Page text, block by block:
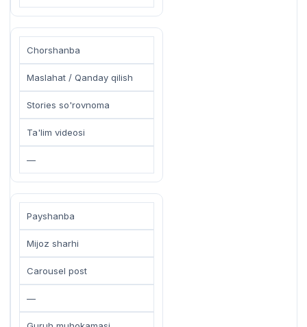
Chorshanba
Maslahat / Qanday qilish
Stories so'rovnoma
Ta'lim videosi
—
Payshanba
Mijoz sharhi
Carousel post
—